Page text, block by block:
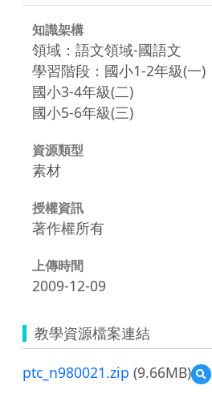
知識架構
領域：語文領域-國語文
學習階段：國小1-2年級(一)
國小3-4年級(二)
國小5-6年級(三)
資源類型
素材
授權資訊
著作權所有
上傳時間
2009-12-09
教學資源檔案連結
ptc_n980021.zip (9.66MB)
預
覽